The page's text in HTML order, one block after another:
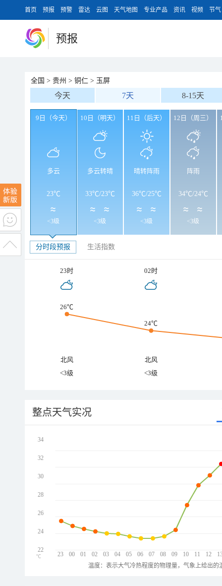
首页 预报 预警 雷达 云图 天气地图 专业产品 资讯 视频 节气
预报
全国 > 贵州 > 铜仁 > 玉屏
今天 7天 8-15天
9日（今天）
多云
23℃
<3级
10日（明天）
多云转晴
33℃/23℃
<3级
11日（后天）
晴转阵雨
36℃/25℃
<3级
12日（周三）
阵雨
34℃/24℃
<3级
分时段预报 生活指数
23时 02时
26℃
24℃
北风
北风
<3级
<3级
整点天气实况
23 00 01 02 03 04 05 06 07 08 09 10 11 12
34
32
30
28
26
24
22
℃
温度：表示大气冷热程度的物理量，气象上给出